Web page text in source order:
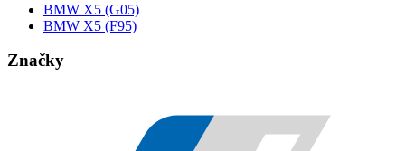
BMW X5 (G05)
BMW X5 (F95)
Značky